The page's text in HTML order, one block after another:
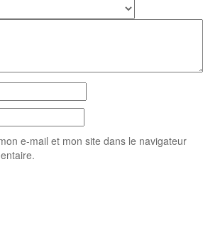
e-mail et mon site dans le navigateur